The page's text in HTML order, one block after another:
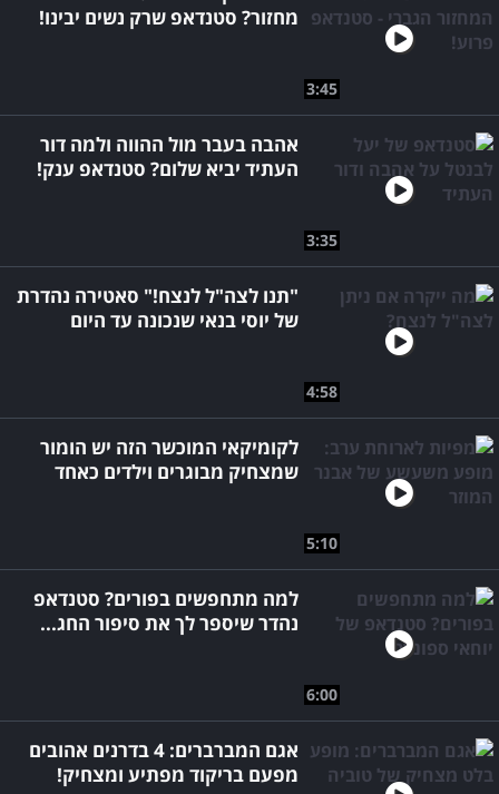
3:45
מחזור? סטנדאפ שרק נשים יבינו!
3:35
אהבה בעבר מול ההווה ולמה דור
העתיד יביא שלום? סטנדאפ ענק!
4:58
"תנו לצה"ל לנצח!" סאטירה נהדרת
של יוסי בנאי שנכונה עד היום
5:10
לקומיקאי המוכשר הזה יש הומור
שמצחיק מבוגרים וילדים כאחד
6:00
למה מתחפשים בפורים? סטנדאפ
נהדר שיספר לך את סיפור החג...
אגם המברברים: 4 בדרנים אהובים
מפעם בריקוד מפתיע ומצחיק!